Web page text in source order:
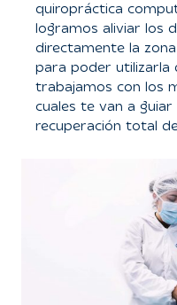
quiropráctica
logramos aliviar los
directamente la
para poder utilizarla
trabajamos con los
cuales te van a
recuperación total